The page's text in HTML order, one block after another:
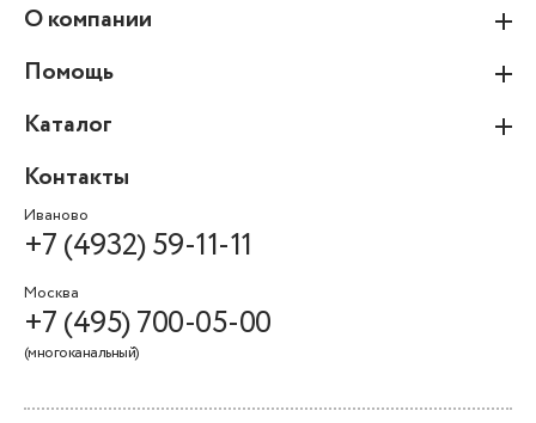
О компании
Помощь
Каталог
Контакты
Иваново
+7 (4932) 59-11-11
Москва
+7 (495) 700-05-00
(многоканальный)